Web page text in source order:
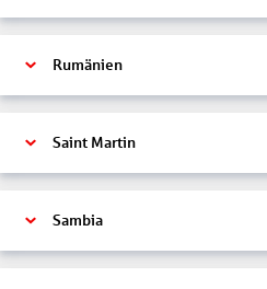
Rumänien
Saint Martin
Sambia